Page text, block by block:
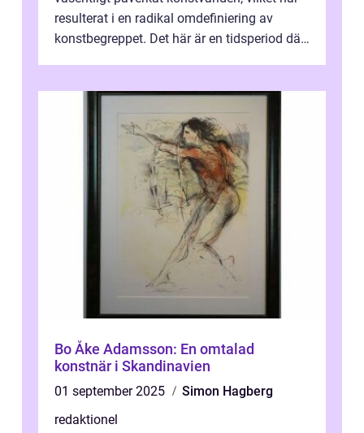
resulterat i en radikal omdefiniering av
konstbegreppet. Det här är en tidsperiod där
Bo Åke Adamsson: En omtalad
konstnär i Skandinavien
01 september 2025
Simon Hagberg
redaktionel